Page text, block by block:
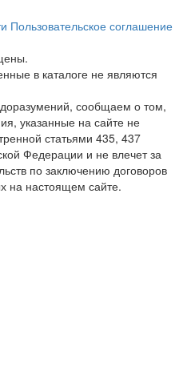
Пользовательское соглашение
в каталоге не являются
сообщаем о том,
указанные на сайте не
статьями 435, 437
Федерации и не влечет за
по заключению договоров
на настоящем сайте.